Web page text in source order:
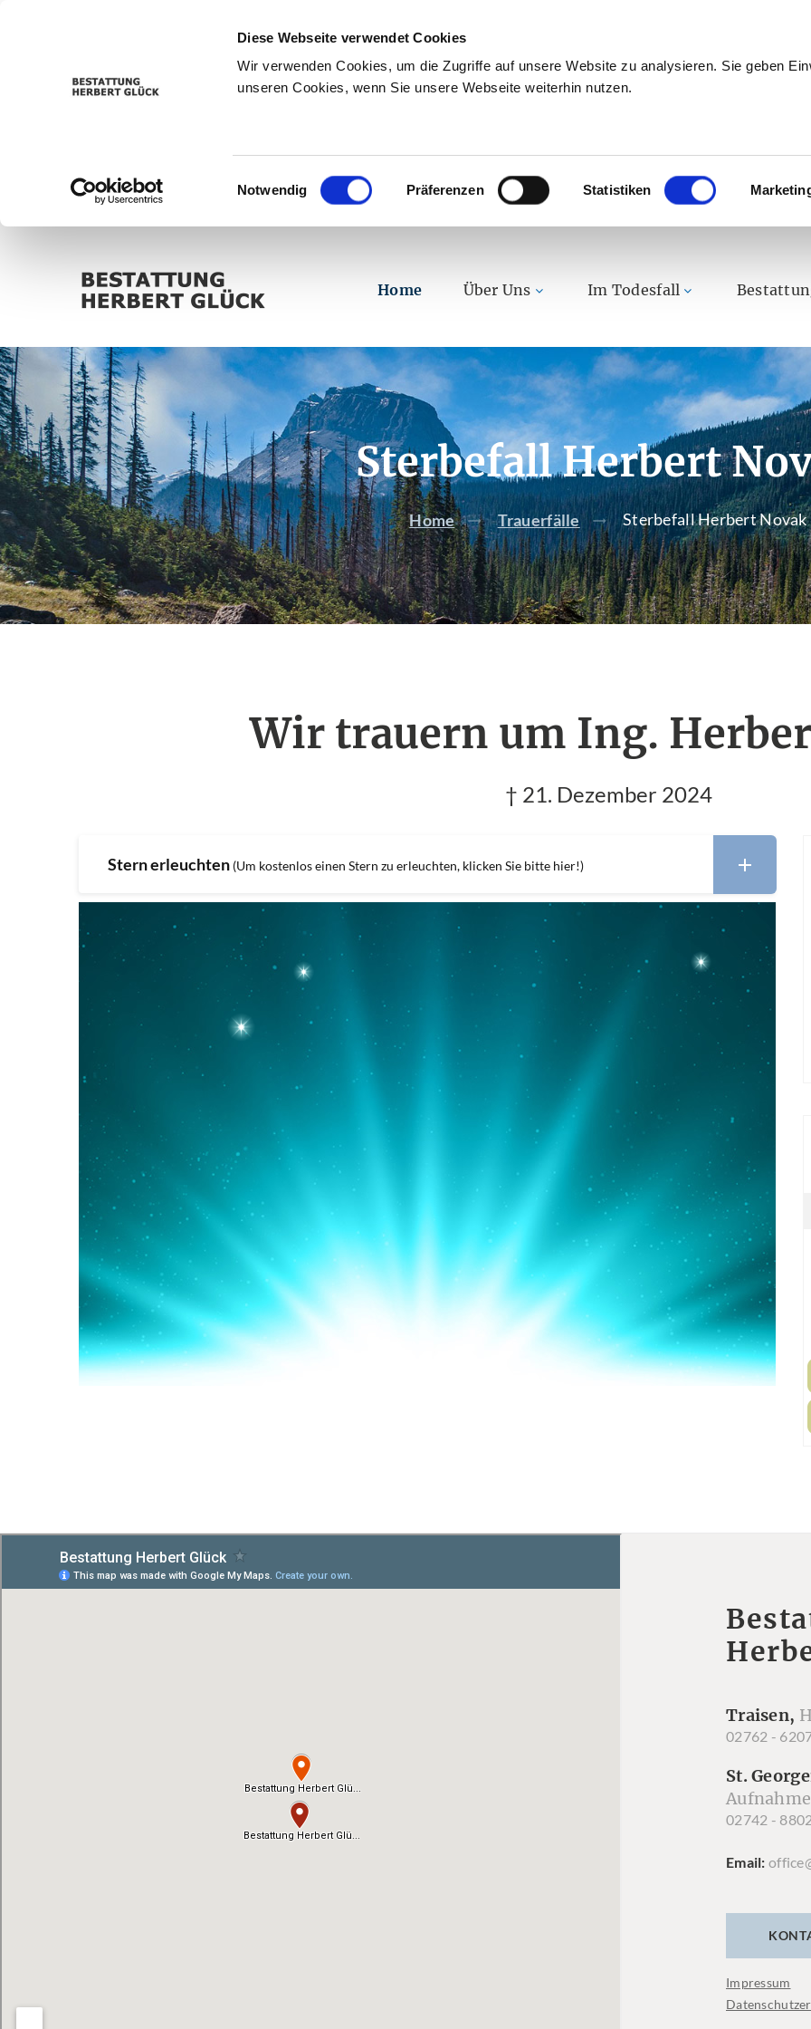
Diese Webseite verwendet Cookies
Wir verwenden Cookies, um die Zugriffe auf unsere Website zu analysieren. Sie geben
unseren Cookies, wenn Sie unsere Webseite weiterhin nutzen.
Einwilligungsauswahl
Notwendig Präferenzen Statistiken
Home Über Uns Im Todesfall
Sterbefall Herbert
Home Trauerfälle Sterbefall Herbert Novak
Wir trauern um Ing.
† 21. Dezember 2024
Stern erleuchten (Um kostenlos einen Stern zu erleuchten, klicken Sie bitte hier!)
Traisen,
02762 -
St.
02742 -
Email
Impressum